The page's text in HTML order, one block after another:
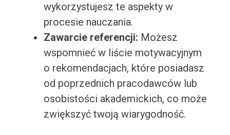
wykorzystujesz te aspekty w
procesie nauczania.
Zawarcie referencji: Możesz
wspomnieć w liście motywacyjnym
o rekomendacjach, które posiadasz
od poprzednich pracodawców lub
osobistości akademickich, co może
zwiększyć twoją wiarygodność.